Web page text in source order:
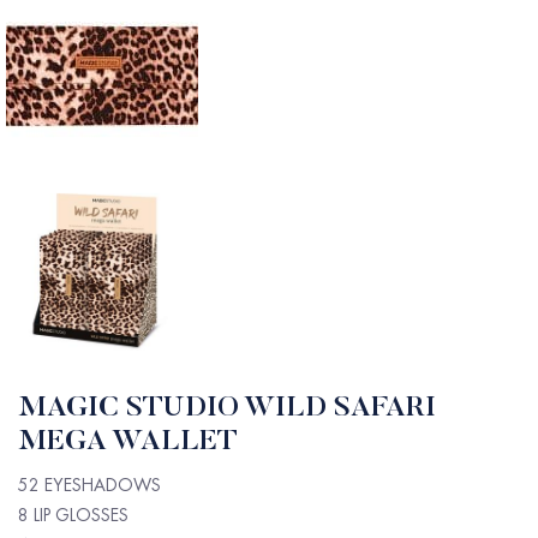
MAGIC STUDIO WILD SAFARI
MEGA WALLET
52 EYESHADOWS
8 LIP GLOSSES